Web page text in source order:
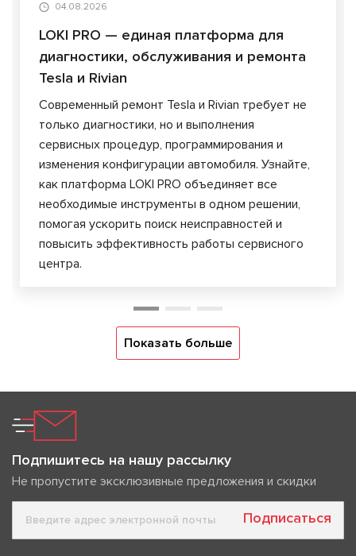
04.08.2026
LOKI PRO — единая платформа для
диагностики, обслуживания и ремонта
Tesla и Rivian
Современный ремонт Tesla и Rivian требует не
только диагностики, но и выполнения
сервисных процедур, программирования и
изменения конфигурации автомобиля. Узнайте,
как платформа LOKI PRO объединяет все
необходимые инструменты в одном решении,
помогая ускорить поиск неисправностей и
повысить эффективность работы сервисного
центра.
Показать больше
Подпишитесь на нашу рассылку
Не пропустите эксклюзивные предложения и скидки
Подписаться